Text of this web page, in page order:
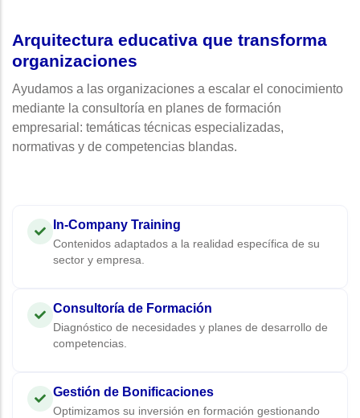
Arquitectura educativa que transforma
organizaciones
Ayudamos a las organizaciones a escalar el conocimiento
mediante la consultoría en planes de formación
empresarial: temáticas técnicas especializadas,
normativas y de competencias blandas.
In-Company Training
Contenidos adaptados a la realidad específica de su
sector y empresa.
Consultoría de Formación
Diagnóstico de necesidades y planes de desarrollo de
competencias.
Gestión de Bonificaciones
Optimizamos su inversión en formación gestionando